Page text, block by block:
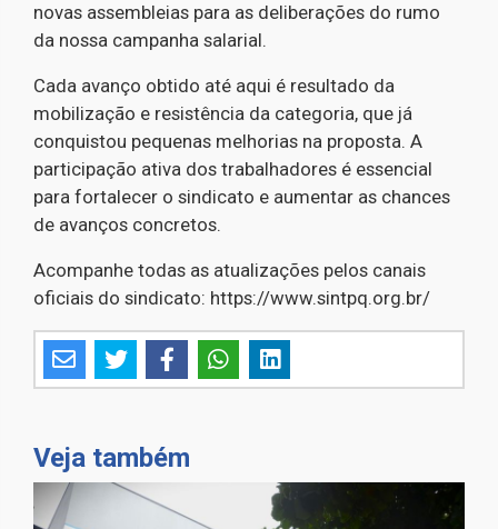
novas assembleias para as deliberações do rumo
da nossa campanha salarial.
Cada avanço obtido até aqui é resultado da
mobilização e resistência da categoria, que já
conquistou pequenas melhorias na proposta. A
participação ativa dos trabalhadores é essencial
para fortalecer o sindicato e aumentar as chances
de avanços concretos.
Acompanhe todas as atualizações pelos canais
oficiais do sindicato: https://www.sintpq.org.br/
Veja também